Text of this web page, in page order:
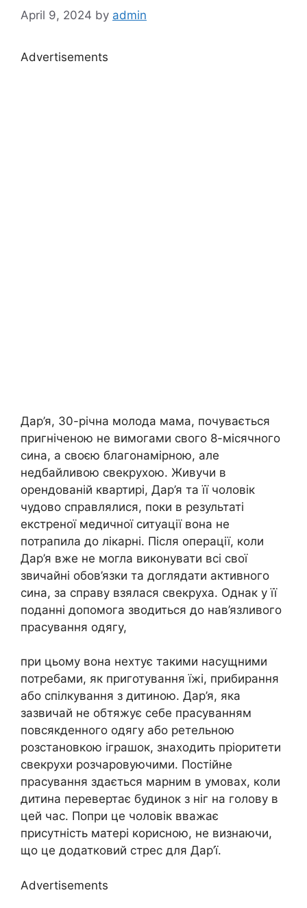
April 9, 2024 by admin
Advertisements
Дар’я, 30-річна молода мама, почувається
пригніченою не вимогами свого 8-місячного
сина, а своєю благонамірною, але
недбайливою свекрухою. Живучи в
орендованій квартирі, Дар’я та її чоловік
чудово справлялися, поки в результаті
екстреної медичної ситуації вона не
потрапила до лікарні. Після операції, коли
Дар’я вже не могла виконувати всі свої
звичайні обов’язки та доглядати активного
сина, за справу взялася свекруха. Однак у її
поданні допомога зводиться до нав’язливого
прасування одягу,
при цьому вона нехтує такими насущними
потребами, як приготування їжі, прибирання
або спілкування з дитиною. Дар’я, яка
зазвичай не обтяжує себе прасуванням
повсякденного одягу або ретельною
розстановкою іграшок, знаходить пріоритети
свекрухи розчаровуючими. Постійне
прасування здається марним в умовах, коли
дитина перевертає будинок з ніг на голову в
цей час. Попри це чоловік вважає
присутність матері корисною, не визнаючи,
що це додатковий стрес для Дар’ї.
Advertisements